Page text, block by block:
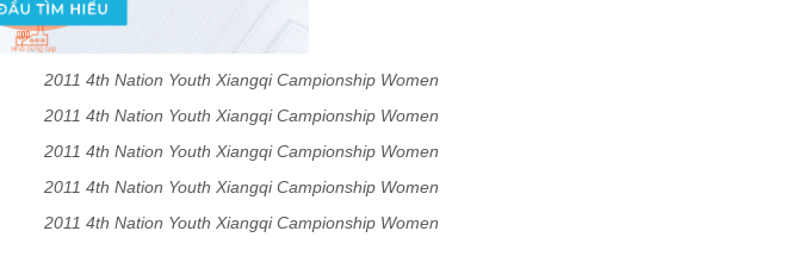
2011 4th Nation Youth Xiangqi Campionship Women
2011 4th Nation Youth Xiangqi Campionship Women
2011 4th Nation Youth Xiangqi Campionship Women
2011 4th Nation Youth Xiangqi Campionship Women
2011 4th Nation Youth Xiangqi Campionship Women